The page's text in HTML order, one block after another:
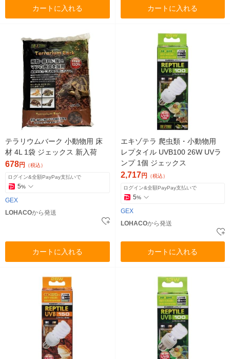
カートに入れる カートに入れる
テラリウムバーク 小動物用 床
材 4L 1袋 ジェックス 新入荷
678円 （税込）
ログイン&全額PayPay支払いで
5%
GEX
LOHACOから発送
カートに入れる
エキゾテラ 爬虫類・小動物用
レプタイル UVB100 26W UVラ
ンプ 1個 ジェックス
2,717円 （税込）
ログイン&全額PayPay支払いで
5%
GEX
LOHACOから発送
カートに入れる